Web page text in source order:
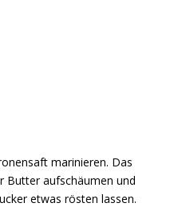
marinieren. Das
Butter aufschäumen und
etwas rösten lassen.